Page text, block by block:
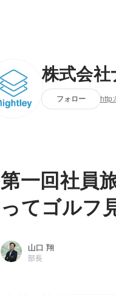
株式会
フォロー
第一回社員
ってゴルフ
山口 翔
部長